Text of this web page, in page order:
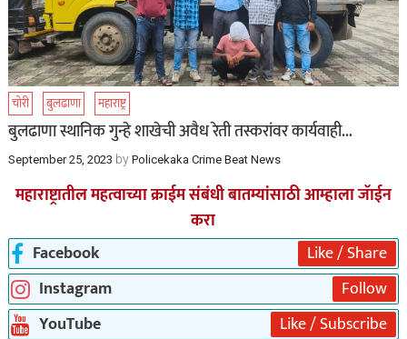
चोरी बुलढाणा महाराष्ट्र
बुलढाणा स्थानिक गुन्हे शाखेची अवैध रेती तस्करांवर कार्यवाही…
September 25, 2023 by Policekaka Crime Beat News
महाराष्ट्रातील महत्वाच्या क्राईम संबंधी बातम्यांसाठी आम्हाला जॅाईन
करा
Facebook
Like / Share
Instagram
Follow
YouTube
Like / Subscribe